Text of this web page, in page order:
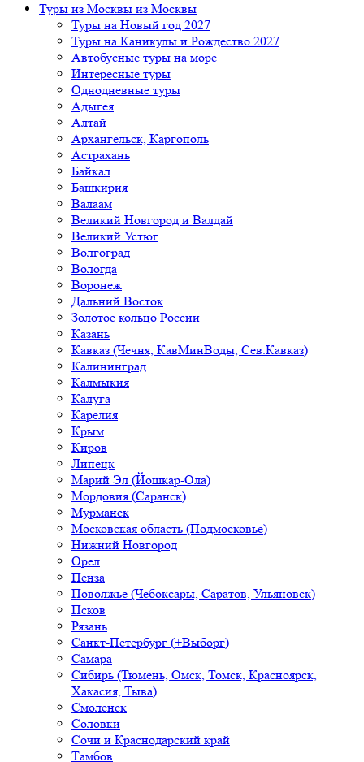
Туры из Москвы из Москвы
Туры на Новый год 2027
Туры на Каникулы и Рождество 2027
Автобусные туры на море
Интересные туры
Однодневные туры
Адыгея
Алтай
Архангельск, Каргополь
Астрахань
Байкал
Башкирия
Валаам
Великий Новгород и Валдай
Великий Устюг
Волгоград
Вологда
Воронеж
Дальний Восток
Золотое кольцо России
Казань
Кавказ (Чечня, КавМинВоды, Сев.Кавказ)
Калининград
Калмыкия
Калуга
Карелия
Крым
Киров
Липецк
Марий Эл (Йошкар-Ола)
Мордовия (Саранск)
Мурманск
Московская область (Подмосковье)
Нижний Новгород
Орел
Пенза
Поволжье (Чебоксары, Саратов, Ульяновск)
Псков
Рязань
Санкт-Петербург (+Выборг)
Самара
Сибирь (Тюмень, Омск, Томск, Красноярск,
Хакасия, Тыва)
Смоленск
Соловки
Сочи и Краснодарский край
Тамбов